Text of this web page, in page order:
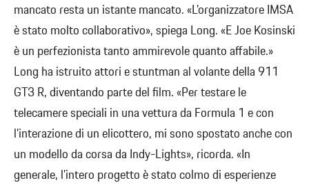
mancato resta un istante mancato. «L’organizzatore IMSA
è stato molto collaborativo», spiega Long. «E Joe Kosinski
è un perfezionista tanto ammirevole quanto affabile.»
Long ha istruito attori e stuntman al volante della 911
GT3 R, diventando parte del film. «Per testare le
telecamere speciali in una vettura da Formula 1 e con
l’interazione di un elicottero, mi sono spostato anche con
un modello da corsa da Indy-Lights», ricorda. «In
generale, l’intero progetto è stato colmo di esperienze